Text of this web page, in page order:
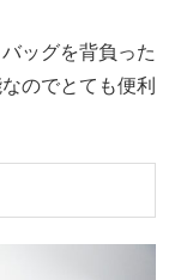
ッグを背負った
のでとても便利